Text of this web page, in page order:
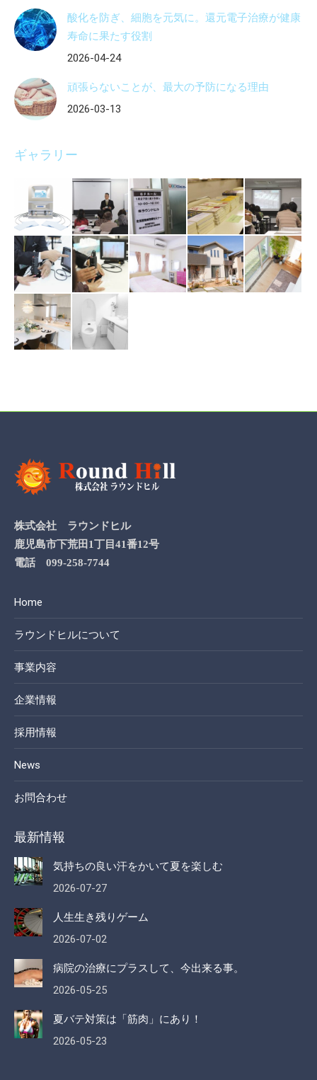
酸化を防ぎ、細胞を元気に。還元電子治療が健康
寿命に果たす役割
2026-04-24
頑張らないことが、最大の予防になる理由
2026-03-13
ギャラリー
株式会社 ラウンドヒル
鹿児島市下荒田1丁目41番12号
電話 099-258-7744
Home
ラウンドヒルについて
事業内容
企業情報
採用情報
News
お問合わせ
最新情報
気持ちの良い汗をかいて夏を楽しむ
2026-07-27
人生生き残りゲーム
2026-07-02
病院の治療にプラスして、今出来る事。
2026-05-25
夏バテ対策は「筋肉」にあり！
2026-05-23